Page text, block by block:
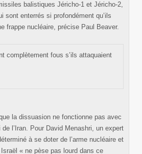
balistiques Jéricho-1 et Jéricho-2,
sont enterrés si profondément qu’ils
frappe nucléaire, précise Paul Beaver.
complètement fous s’ils attaquaient
la dissuasion ne fonctionne pas avec
l’Iran. Pour David Menashri, un expert
à se doter de l’arme nucléaire et
Israël « ne pèse pas lourd dans ce